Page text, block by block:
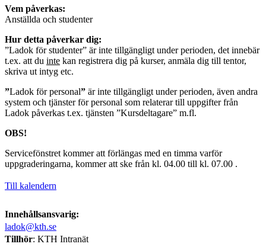
Vem påverkas:
Anställda och studenter
Hur detta påverkar dig:
”Ladok för studenter” är inte tillgängligt under perioden, det innebär
t.ex. att du inte kan registrera dig på kurser, anmäla dig till tentor,
skriva ut intyg etc.
”Ladok för personal” är inte tillgängligt under perioden, även andra
system och tjänster för personal som relaterar till uppgifter från
Ladok påverkas t.ex. tjänsten ”Kursdeltagare” m.fl.
OBS!
Servicefönstret kommer att förlängas med en timma varför
uppgraderingarna, kommer att ske från kl. 04.00 till kl. 07.00 .
Till kalendern
Innehållsansvarig:
ladok@kth.se
Tillhör: KTH Intranät